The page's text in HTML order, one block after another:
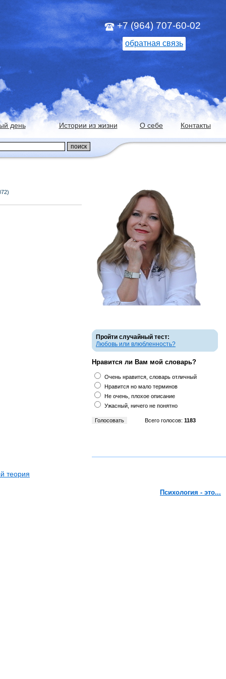
+7 (964) 707-60-02
обратная связь
день Истории из жизни О себе Контакты
теория
Пройти случайный тест:
Любовь или влюбленность?
Нравится ли Вам мой словарь?
Очень нравится, словарь отличный
Нравится но мало терминов
Не очень, плохое описание
Ужасный, ничего не понятно
Всего голосов: 1183
Психология - это...